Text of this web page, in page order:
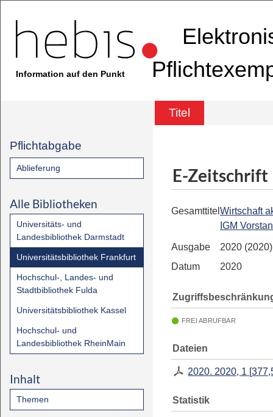
Information auf den Punkt
Titel
Pflichtabgabe
Ablieferung
Alle Bibliotheken
Universitäts- und
Landesbibliothek Darmstadt
Universitätsbibliothek Frankfurt
Hochschul-, Landes- und
Stadtbibliothek Fulda
Universitätsbibliothek Kassel
Hochschul- und
Landesbibliothek RheinMain
Inhalt
Themen
E-Zeitschrift
Gesamttitel Wirtschaft
IGM
Ausgabe
2020
Datum
2020
FREI ABRUFBAR
Dateien
2020. 2020, 1 [
Statistik